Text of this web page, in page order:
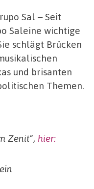
Sal – Seit
Saleine wichtige
schlägt Brücken
und brisanten
Themen.
Zenit“, hier: